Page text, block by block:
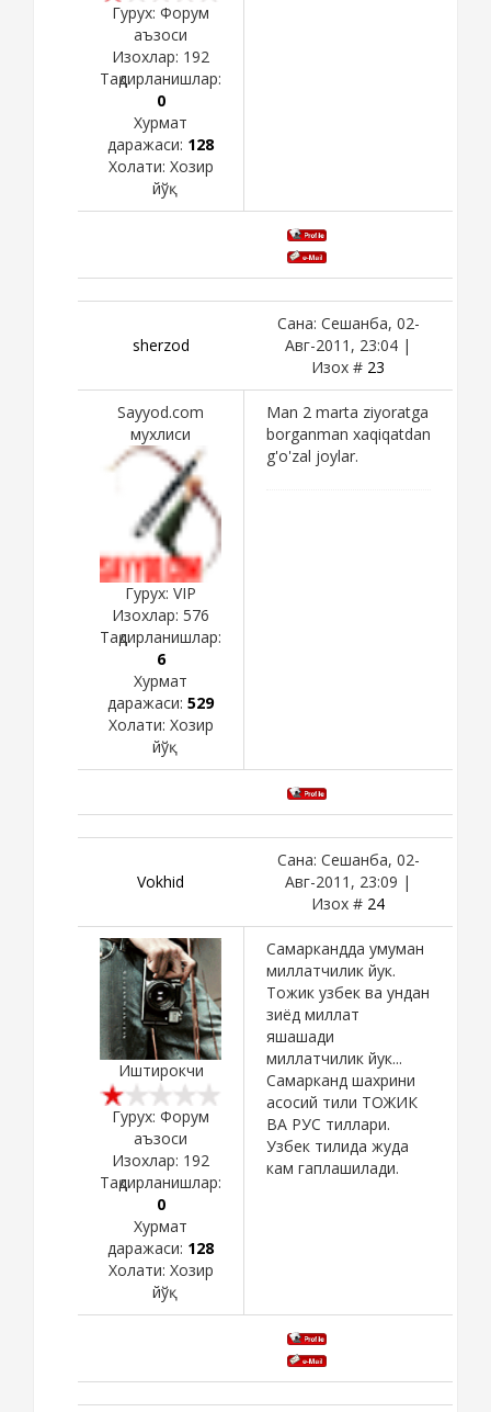
Гурух: Форум
аъзоси
Изохлар: 192
Тақдирланишлар:
0
Хурмат
даражаси: 128
Холати: Хозир
йўқ
sherzod
Сана: Сешанба, 02-
Авг-2011, 23:04 |
Изох # 23
Sayyod.com
мухлиси
Гурух: VIP
Изохлар: 576
Тақдирланишлар:
6
Хурмат
даражаси: 529
Холати: Хозир
йўқ
Man 2 marta ziyoratga
borganman xaqiqatdan
g'o'zal joylar.
Vokhid
Сана: Сешанба, 02-
Авг-2011, 23:09 |
Изох # 24
Иштирокчи
Гурух: Форум
аъзоси
Изохлар: 192
Тақдирланишлар:
0
Хурмат
даражаси: 128
Холати: Хозир
йўқ
Самаркандда умуман
миллатчилик йук.
Тожик узбек ва ундан
зиёд миллат
яшашади
миллатчилик йук...
Самарканд шахрини
асосий тили ТОЖИК
ВА РУС тиллари.
Узбек тилида жуда
кам гаплашилади.